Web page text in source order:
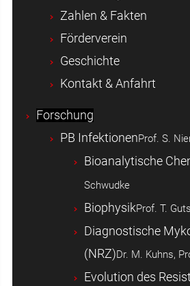
Zahlen & Fakten
Förderverein
Geschichte
Kontakt & Anfahrt
Forschung
PB InfektionenProf. S.
Bioanalytische
Schwudke
BiophysikProf. T.
Diagnostische
(NRZ)Dr. M. Kuhns,
Evolution des